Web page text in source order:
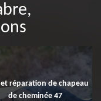
et réparation de chapeau
de cheminée 47